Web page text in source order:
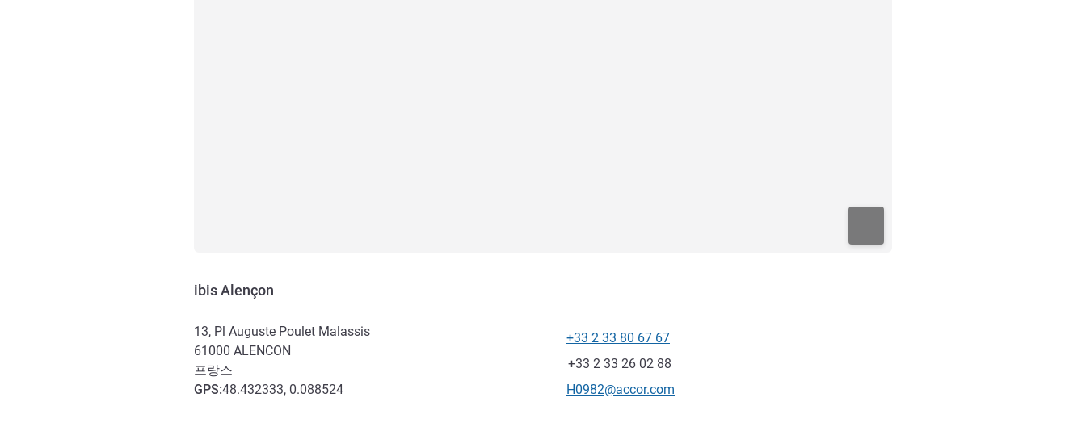
ibis Alençon
13, Pl Auguste Poulet Malassis
61000 ALENCON
프랑스
GPS:48.432333, 0.088524
전화
+33 2 33 80 67 67
팩스
+33 2 33 26 02 88
E-mail
H0982@accor.com